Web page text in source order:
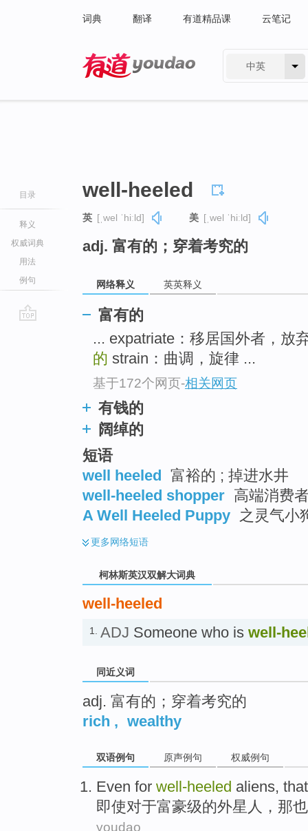
词典 翻译 有道精品课 云笔记
中英
目录
释义
权威词典
用法
例句
well-heeled
英 [ˌwel ˈhiːld] 美 [ˌwel ˈhiːld]
adj. 富有的；穿着考究的
网络释义 英英释义
富有的
... expatriate：移居国外者，放
的 strain：曲调，旋律 ...
基于172个网页-相关网页
有钱的
阔绰的
短语
well heeled
富裕的 ; 掉进水井
well-heeled shopper 高端消费
A Well Heeled Puppy 之灵气小
更多网络短语
柯林斯英汉双解大词典
well-heeled
1. ADJ Someone who is well-
同近义词
adj. 富有的；穿着考究的
rich , wealthy
双语例句 原声例句 权威例句
Even for well-heeled aliens, that
即使对于富豪级的外星人 ， 那也
youdao